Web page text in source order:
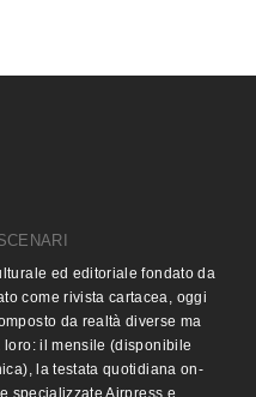
ed editoriale fondato da
come rivista cartacea, oggi
da realtà diverse ma
loro: il mensile (disponibile
la testata quotidiana on-
specializzate Airpress e